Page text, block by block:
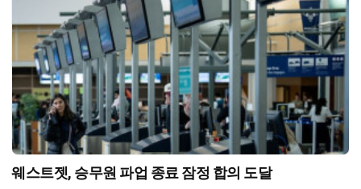
웨스트젯, 승무원 파업 종료 잠정 합의 도달